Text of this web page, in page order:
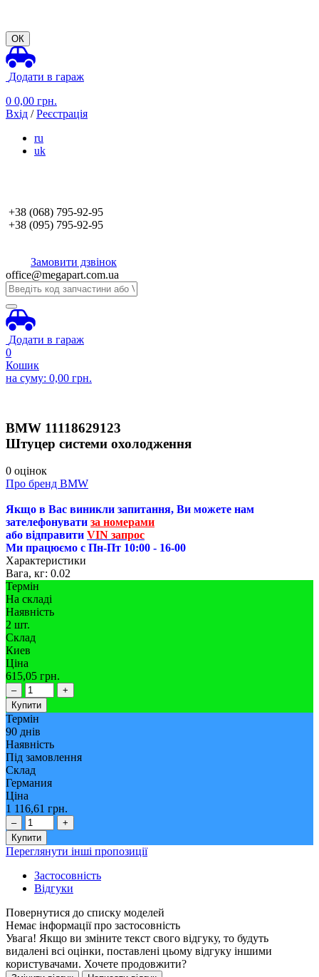
ОК
Додати в гараж
0 0,00 грн.
Вхід /Реєстрація
ru
uk
+38 (068) 795-92-95
+38 (095) 795-92-95
Замовити дзвінок
office@megapart.com.ua
Додати в гараж
0
Кошик
на суму: 0,00 грн.
BMW 11118629123
Штуцер системи охолодження
0 оцінок
Про бренд BMW
Якщо в Вас виникли запитання, Ви можете нам
зателефонувати за номерами
або відправити VIN запрос
Ми працюємо с Пн-Пт 10:00 - 16-00
Характеристики
Вага, кг: 0.02
Термін
На складі
Наявність
2 шт.
Склад
Киев
Ціна
615,05 грн.
–
+
Купити
Термін
90 днів
Наявність
Під замовлення
Склад
Германия
Ціна
1 116,61 грн.
–
+
Купити
Переглянути інші пропозиції
Застосовність
Відгуки
Немає інформації про застосовність
Увага! Якщо ви зміните текст свого відгуку, то будуть
видалені всі оцінки, поставлені цьому відгуку іншими
користувачами. Хочете продовжити?